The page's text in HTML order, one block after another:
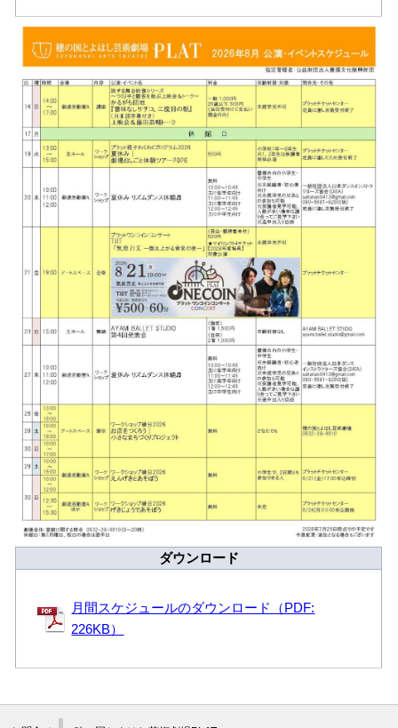
ダウンロード
月間スケジュールのダウンロード（PDF:
226KB）